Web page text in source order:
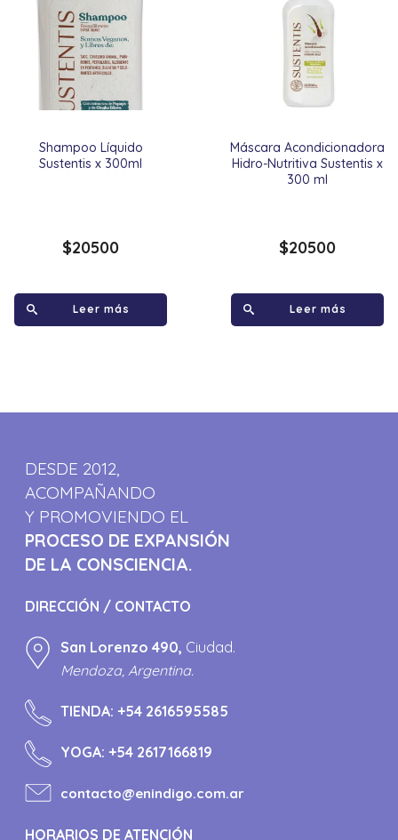
Shampoo Líquido
Sustentis x 300ml
$20500
Leer más
Máscara Acondicionadora
Hidro-Nutritiva Sustentis x
300 ml
$20500
Leer más
DESDE 2012,
ACOMPAÑANDO
Y PROMOVIENDO EL
PROCESO DE EXPANSIÓN
DE LA CONSCIENCIA.
DIRECCIÓN / CONTACTO
San Lorenzo 490, Ciudad.
Mendoza, Argentina.
TIENDA:+54 2616595585
YOGA:+54 2617166819
contacto@enindigo.com.ar
HORARIOS DE ATENCIÓN